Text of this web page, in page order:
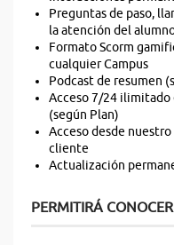
Preguntas de paso,
la atención del
Formato Scorm
cualquier Campus
Podcast de resumen
Acceso 7/24 ilimitado
(según Plan)
Acceso desde
cliente
Actualización
PERMITIRÁ CONOCER